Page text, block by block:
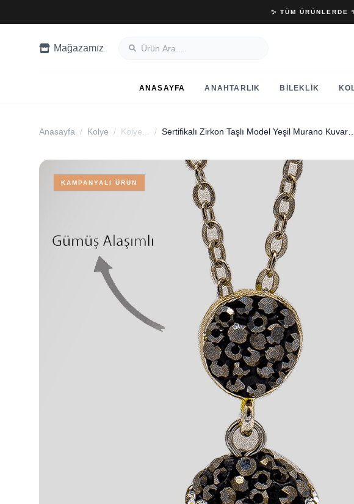
✨ TÜM
Mağazamız
ANASAYFA ANAHTARLIK BILEKLIK
Anasayfa / Kolye / Kolye... /
KAMPANYALI ÜRÜN